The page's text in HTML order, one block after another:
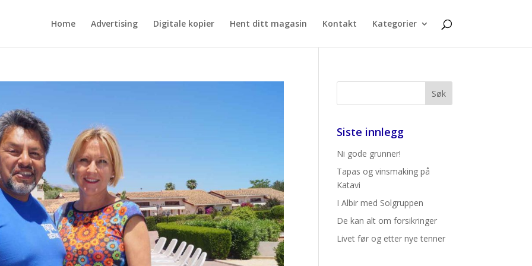
Home Advertising Digitale kopier Hent ditt magasin Kontakt Kategorier
Siste innlegg
Ni gode grunner!
Tapas og vinsmaking på
Katavi
I Albir med Solgruppen
De kan alt om forsikringer
Livet før og etter nye tenner